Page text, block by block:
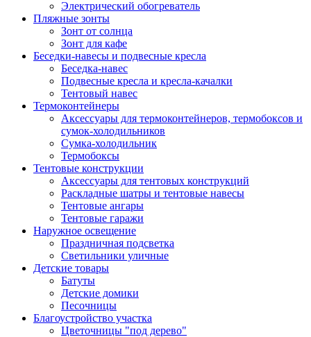
Электрический обогреватель
Пляжные зонты
Зонт от солнца
Зонт для кафе
Беседки-навесы и подвесные кресла
Беседка-навес
Подвесные кресла и кресла-качалки
Тентовый навес
Термоконтейнеры
Аксессуары для термоконтейнеров, термобоксов и
сумок-холодильников
Сумка-холодильник
Термобоксы
Тентовые конструкции
Аксессуары для тентовых конструкций
Раскладные шатры и тентовые навесы
Тентовые ангары
Тентовые гаражи
Наружное освещение
Праздничная подсветка
Светильники уличные
Детские товары
Батуты
Детские домики
Песочницы
Благоустройство участка
Цветочницы "под дерево"